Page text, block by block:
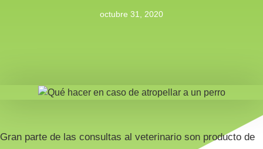
octubre 31, 2020
Gran parte de las consultas al veterinario son producto de